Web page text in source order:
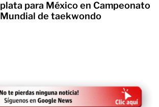
plata para México en Campeonato
Mundial de taekwondo